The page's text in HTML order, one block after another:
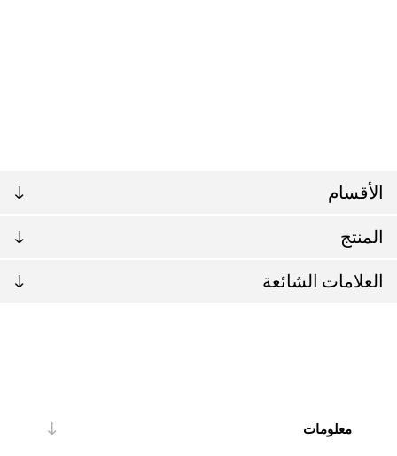
الأقسام
المنتج
العلامات الشائعة
معلومات